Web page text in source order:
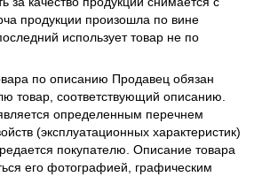
продукции произошла по вине
использует товар не по
по описанию Продавец обязан
товар, соответствующий описанию.
определенным перечнем
(эксплуатационных характеристик)
покупателю. Описание товара
его фотографией, графическим